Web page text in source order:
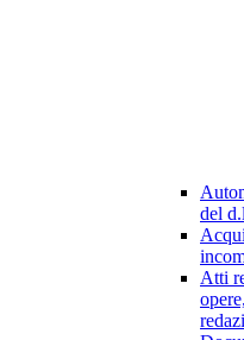
del
Atti